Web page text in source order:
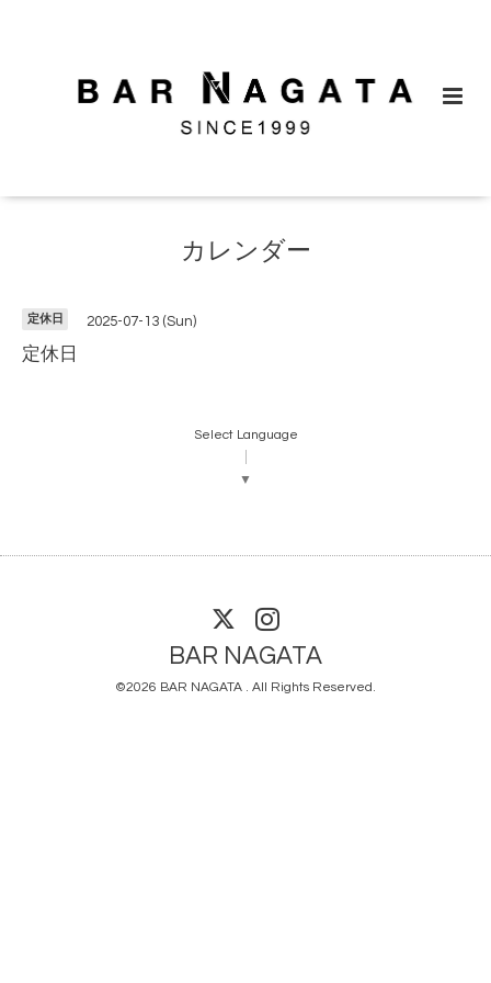
カレンダー
定休日 2025-07-13 (Sun)
定休日
Select Language
▼
BAR NAGATA
©2026 BAR NAGATA . All Rights Reserved.